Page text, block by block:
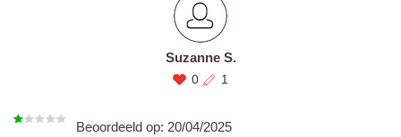
Suzanne S.
0 1
Beoordeeld op: 20/04/2025